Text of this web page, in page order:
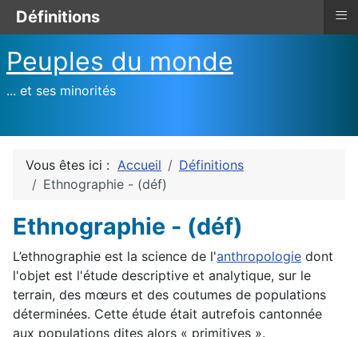
Peuples du monde
... et ses minorités
Vous êtes ici : Accueil
Définitions
Ethnographie - (déf)
Ethnographie - (déf)
L’ethnographie est la science de l'anthropologie dont
l'objet est l'étude descriptive et analytique, sur le
terrain, des mœurs et des coutumes de populations
déterminées. Cette étude était autrefois cantonnée
aux populations dites alors « primitives ».
Définitions ≡